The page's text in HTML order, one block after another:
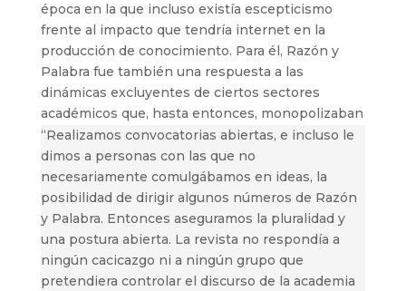
época en la que incluso existía escepticismo
frente al impacto que tendría internet en la
producción de conocimiento. Para él, Razón y
Palabra fue también una respuesta a las
dinámicas excluyentes de ciertos sectores
académicos que, hasta entonces, monopolizaban
la publicación científica en comunicación:
“Realizamos convocatorias abiertas, e incluso le
dimos a personas con las que no
necesariamente comulgábamos en ideas, la
posibilidad de dirigir algunos números de Razón
y Palabra. Entonces aseguramos la pluralidad y
una postura abierta. La revista no respondía a
ningún cacicazgo ni a ningún grupo que
pretendiera controlar el discurso de la academia